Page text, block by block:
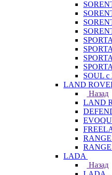
SOUL с
LAND
Назад
LAND
RANGE
RANGE
LADA
Назад